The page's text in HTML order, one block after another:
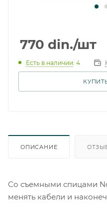
770 din./шт
Есть в наличии: 4
ОПИСАНИЕ
Со съемными спицами
менять кабели и